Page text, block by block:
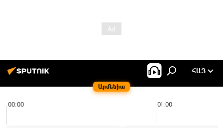
Արմենիա
ՀԱՅ
00:00 01:00